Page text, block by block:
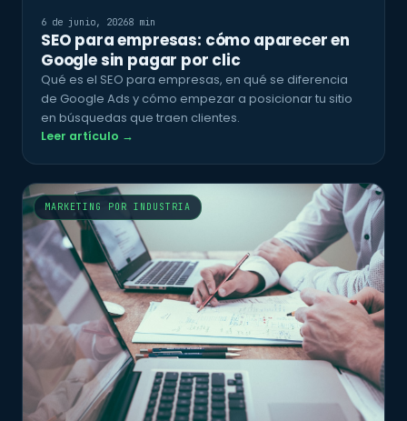
6 de junio, 20268 min
SEO para empresas: cómo aparecer en
Google sin pagar por clic
Qué es el SEO para empresas, en qué se diferencia
de Google Ads y cómo empezar a posicionar tu sitio
en búsquedas que traen clientes.
Leer artículo →
MARKETING POR INDUSTRIA